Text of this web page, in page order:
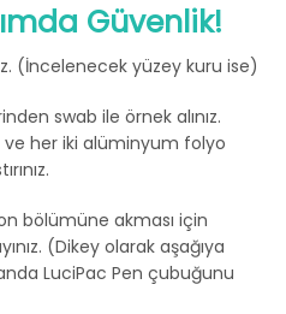
Güvenlik!
(İncelenecek yüzey kuru ise)
swab ile örnek alınız.
ve her iki alüminyum folyo
bölümüne akması için
(Dikey olarak aşağıya
LuciPac Pen çubuğunu